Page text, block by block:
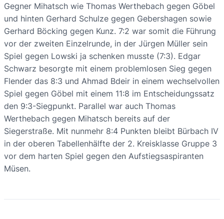
Gegner Mihatsch wie Thomas Werthebach gegen Göbel
und hinten Gerhard Schulze gegen Gebershagen sowie
Gerhard Böcking gegen Kunz. 7:2 war somit die Führung
vor der zweiten Einzelrunde, in der Jürgen Müller sein
Spiel gegen Lowski ja schenken musste (7:3). Edgar
Schwarz besorgte mit einem problemlosen Sieg gegen
Flender das 8:3 und Ahmad Bdeir in einem wechselvollen
Spiel gegen Göbel mit einem 11:8 im Entscheidungssatz
den 9:3-Siegpunkt. Parallel war auch Thomas
Werthebach gegen Mihatsch bereits auf der
Siegerstraße. Mit nunmehr 8:4 Punkten bleibt Bürbach IV
in der oberen Tabellenhälfte der 2. Kreisklasse Gruppe 3
vor dem harten Spiel gegen den Aufstiegsaspiranten
Müsen.